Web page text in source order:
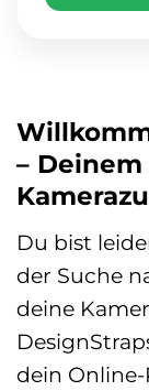
–
Du bist
der Suche
deine
dein